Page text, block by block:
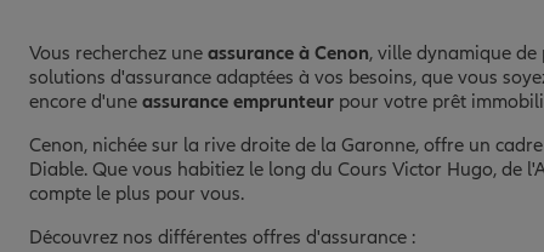
Vous recherchez une assurance à Cenon, ville dynamique
solutions d'assurance adaptées à vos besoins, que vous
encore d'une assurance emprunteur pour votre prêt
Cenon, nichée sur la rive droite de la Garonne, offre un
Diable. Que vous habitiez le long du Cours Victor Hugo, de
compte le plus pour vous.
Découvrez nos différentes offres d'assurance :